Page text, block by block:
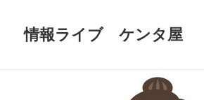
情報ライブ ケンタ屋